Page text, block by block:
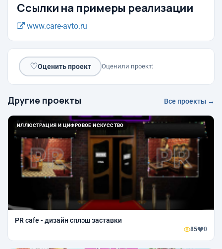
Ссылки на примеры реализации
www.care-avto.ru
♡Оценить проект Оценили проект:
Другие проекты Все проекты →
ИЛЛЮСТРАЦИЯ И ЦИФРОВОЕ ИСКУССТВО
PR cafe - дизайн сплэш заставки
85 0